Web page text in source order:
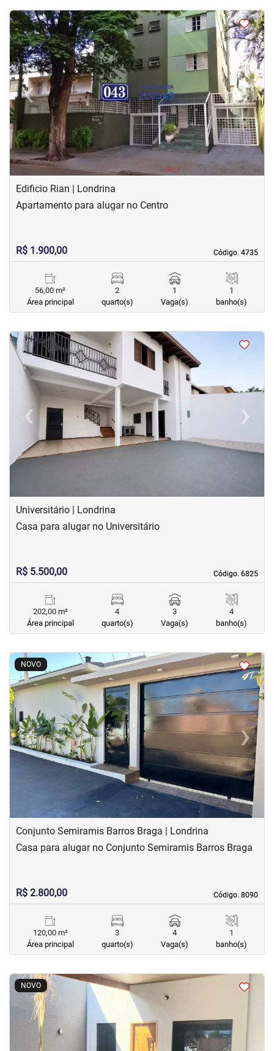
<
‹Previous ›Next
Edificio Rian | Londrina
Código. 4735
Código. 4735
Apartamento para alugar no Centro
R$ 1.900,00
56,00 m²
Área principal
2
quarto(s)
1
Vaga(s)
1
banho(s)
<< <<
‹
Previous ›Next
Universitário | Londrina
Código. 6825
Código. 6825
Casa para alugar no Universitário
R$ 5.500,00
202,00 m²
Área principal
4
quarto(s)
3
Vaga(s)
4
banho(s)
NOVO
<<<
‹Previous ›Next
Conjunto Semiramis Barros Braga | Londrina
Código. 8090
Código. 8090
Casa para alugar no Conjunto Semiramis Barros Braga
R$ 2.800,00
120,00 m²
Área principal
3
quarto(s)
4
Vaga(s)
1
banho(s)
NOVO
< <<<